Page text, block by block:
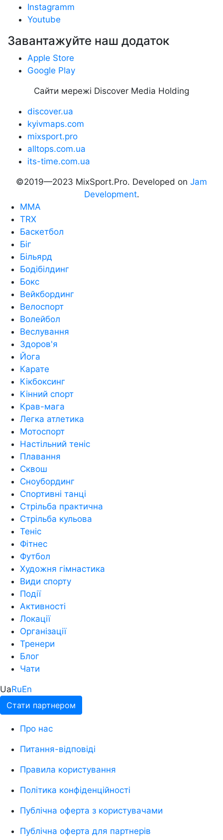
Instagramm
Youtube
Завантажуйте наш додаток
Apple Store
Google Play
Сайти мережі Discover Media Holding
discover.ua
kyivmaps.com
mixsport.pro
alltops.com.ua
its-time.com.ua
©2019—2023 MixSport.Pro. Developed on Jam
Development.
MMA
TRX
Баскетбол
Біг
Більярд
Бодібілдинг
Бокс
Вейкбординг
Велоспорт
Волейбол
Веслування
Здоров'я
Йога
Карате
Кікбоксинг
Кінний спорт
Крав-мага
Легка атлетика
Мотоспорт
Настільний теніс
Плавання
Сквош
Сноубординг
Спортивні танці
Стрільба практична
Стрільба кульова
Теніс
Фітнес
Футбол
Художня гімнастика
Види спорту
Події
Активності
Локації
Організації
Тренери
Блог
Чати
UaRuEn
Стати партнером
Про нас
Питання-відповіді
Правила користування
Політика конфіденційності
Публічна оферта з користувачами
Публічна оферта для партнерів